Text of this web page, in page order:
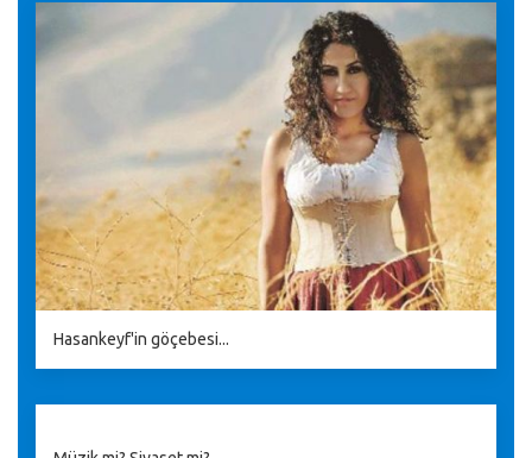
Hasankeyf'in göçebesi...